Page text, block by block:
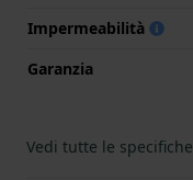
Impermeabilità
Garanzia
Vedi tutte le specifiche